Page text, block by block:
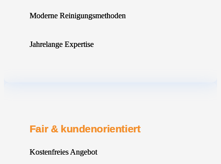
Moderne Reinigungsmethoden
Jahrelange Expertise
Fair & kundenorientiert
Kostenfreies Angebot